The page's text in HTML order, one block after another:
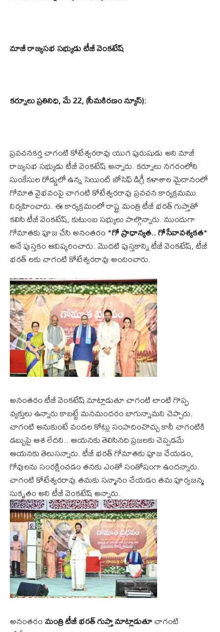
మాజీ రాజ్యసభ సభ్యుడు టీజీ వెంకటేష్
కర్నూలు ప్రతినిధి, మే 22, (సీమకిరణం న్యూస్):
ప్రవచనకర్త చాగంటి కోటేశ్వరరావు యుగ పురుషుడు అని మాజీ
రాజ్యసభ సభ్యుడు టీజీ వెంకటేష్ అన్నారు. కర్నూలు నగరంలోని
సుంకేసుల రోడ్డులో ఉన్న సెయింట్ జోసెఫ్ డిగ్రీ కళాశాల మైదానంలో
గోమాత వైభవంపై చాగంటి కోటేశ్వరరావు ప్రవచన కార్యక్రమము
నిర్వహించారు. ఈ కార్యక్రమంలో రాష్ట్ర మంత్రి టీజీ భరత్ గుప్తాతో
కలిసి టీజీ వెంకటేష్, కుటుంబ సభ్యులు పాల్గొన్నారు. ముందుగా
గోమాతకు పూజ చేసి అనంతరం *గో ప్రాధాన్యత.. గోసేవావశ్యకత*
అనే పుస్తకం ఆవిష్కరించారు. మొదటి పుస్తకాన్ని టీజీ వెంకటేష్, టీజీ
భరత్ లకు చాగంటి కోటేశ్వరరావు అందించారు.
అనంతరం టీజీ వెంకటేష్ మాట్లాడుతూ చాగంటి లాంటి గొప్ప
వ్యక్తులు ఉన్నారు కాబట్టే మనమందరం బాగున్నామని చెప్పారు.
చాగంటి అనుకుంటే వందల కోట్లు సంపాదించొచ్చు కానీ చాగంటికి
డబ్బుపై ఆశ లేదని.. ఆయనకు తెలిసినది ప్రజలకు చెప్పడమే
ఆయనకు తెలుసన్నారు. టీజీ భరత్ గోమాతకు పూజ చేయడం,
గోవులను సంరక్షించడం తనకు ఎంతో సంతోషంగా ఉందన్నారు.
చాగంటి కోటేశ్వరరావు తమకు సన్మానం చేయడం తమ పూర్వజన్మ
సుకృతం అని టీజీ వెంకటేష్ అన్నారు.
అనంతరంమంత్రి టీజీ భరత్ గుప్తా మాట్లాడుతూచాగంటి